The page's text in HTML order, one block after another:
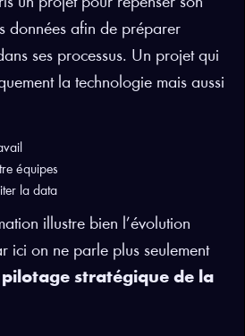
données afin de préparer
ses processus. Un projet qui
la technologie mais aussi
équipes
la data
illustre bien l’évolution
ici on ne parle plus seulement
pilotage stratégique de la